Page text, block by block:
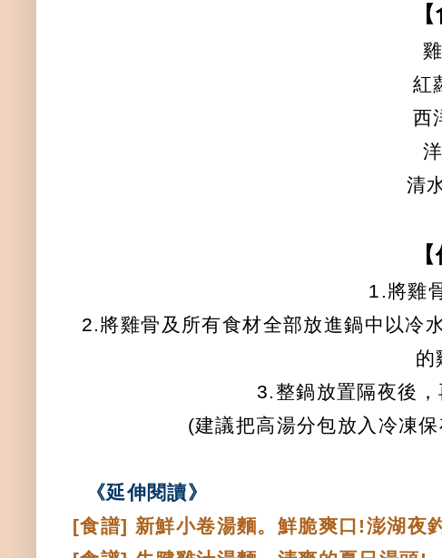
紅
西
清
1.將雞
2.將雞骨及所有食材全部放進鍋中以冷
的
3.整鍋放置隔夜後
(建議把高湯分包放入冷凍
《延伸閱讀》
[食譜] 新鮮小卷湯麵。鮮脆爽口!澎湖夜